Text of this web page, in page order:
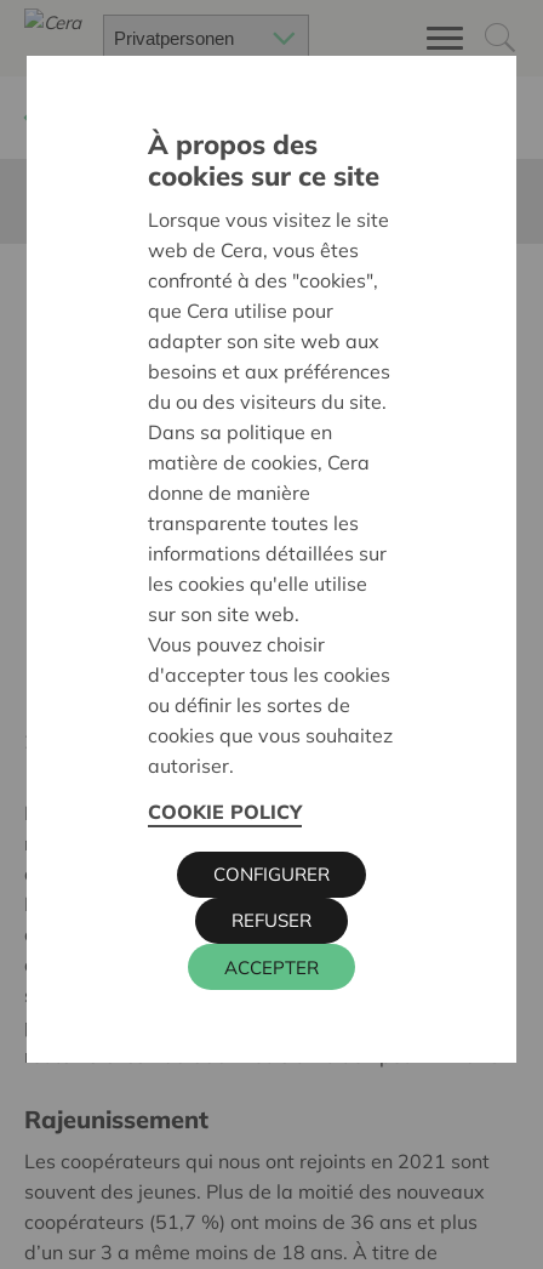
Bilan 2021
28 Januar 2022
En 2021, Cera a accueilli pas moins de 11.949
nouveaux coopérateurs. C'est beaucoup plus que les
années précédentes.
Pour la première fois, il y a également eu une
croissance nette significative (en tenant compte des
décès et des départs volontaires). Notre base de
sociétaires a augmenté de plus de 4000 coopérateurs
pour atteindre un total de 381.581 particuliers. En
route vers les 400.000 : notre ambition pour fin 2025.
Rajeunissement
Les coopérateurs qui nous ont rejoints en 2021 sont
souvent des jeunes. Plus de la moitié des nouveaux
coopérateurs (51,7 %) ont moins de 36 ans et plus
d’un sur 3 a même moins de 18 ans. À titre de
À propos des
cookies sur ce site
Lorsque vous visitez le site
web de Cera, vous êtes
confronté à des "cookies",
que Cera utilise pour
adapter son site web aux
besoins et aux préférences
du ou des visiteurs du site.
Dans sa politique en
matière de cookies, Cera
donne de manière
transparente toutes les
informations détaillées sur
les cookies qu'elle utilise
sur son site web.
Vous pouvez choisir
d'accepter tous les cookies
ou définir les sortes de
cookies que vous souhaitez
autoriser.
COOKIE POLICY
ACCEPTER
REFUSER
CONFIGURER